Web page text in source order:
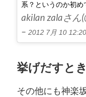
系？というのか初め
akilan zalaさん
– 2012 7月 10
挙げだすと
その他にも神楽